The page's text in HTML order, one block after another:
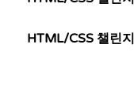
HTML/CSS 챌린